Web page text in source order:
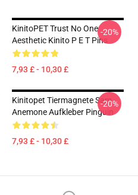
KinitoPET Trust No One
Aesthetic Kinito P E T Pins
7,93 £ - 10,30 £
-20%
Kinitopet Tiermagnete Sam
Anemone Aufkleber Pinguin
7,93 £ - 10,30 £
-20%